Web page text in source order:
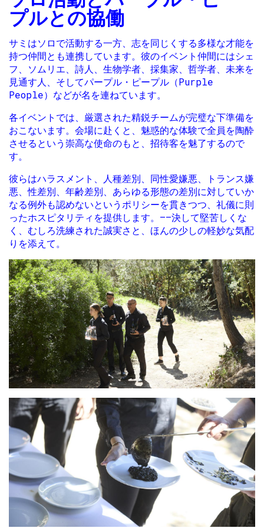
プルとの協働
サミはソロで活動する一方、志を同じくする多様な才能を
持つ仲間とも連携しています。彼のイベント仲間にはシェ
フ、ソムリエ、詩人、生物学者、採集家、哲学者、未来を
見通す人、そしてパープル・ピープル（Purple
People）などが名を連ねています。
各イベントでは、厳選された精鋭チームが完璧な下準備を
おこないます。会場に赴くと、魅惑的な体験で全員を陶酔
させるという崇高な使命のもと、招待客を魅了するので
す。
彼らはハラスメント、人種差別、同性愛嫌悪、トランス嫌
悪、性差別、年齢差別、あらゆる形態の差別に対していか
なる例外も認めないというポリシーを貫きつつ、礼儀に則
ったホスピタリティを提供します。——決して堅苦しくな
く、むしろ洗練された誠実さと、ほんの少しの軽妙な気配
りを添えて。